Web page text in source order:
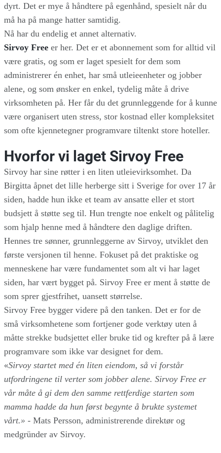
dyrt. Det er mye å håndtere på egenhånd, spesielt når du
må ha på mange hatter samtidig.
Nå har du endelig et annet alternativ.
Sirvoy Free er her. Det er et abonnement som for alltid vil
være gratis, og som er laget spesielt for dem som
administrerer én enhet, har små utleieenheter og jobber
alene, og som ønsker en enkel, tydelig måte å drive
virksomheten på. Her får du det grunnleggende for å kunne
være organisert uten stress, stor kostnad eller kompleksitet
som ofte kjennetegner programvare tiltenkt store hoteller.
Hvorfor vi laget Sirvoy Free
Sirvoy har sine røtter i en liten utleievirksomhet. Da
Birgitta åpnet det lille herberge sitt i Sverige for over 17 år
siden, hadde hun ikke et team av ansatte eller et stort
budsjett å støtte seg til. Hun trengte noe enkelt og pålitelig
som hjalp henne med å håndtere den daglige driften.
Hennes tre sønner, grunnleggerne av Sirvoy, utviklet den
første versjonen til henne. Fokuset på det praktiske og
menneskene har være fundamentet som alt vi har laget
siden, har vært bygget på. Sirvoy Free er ment å støtte de
som sprer gjestfrihet, uansett størrelse.
Sirvoy Free bygger videre på den tanken. Det er for de
små virksomhetene som fortjener gode verktøy uten å
måtte strekke budsjettet eller bruke tid og krefter på å lære
programvare som ikke var designet for dem.
«Sirvoy startet med én liten eiendom, så vi forstår
utfordringene til verter som jobber alene. Sirvoy Free er
vår måte å gi dem den samme rettferdige starten som
mamma hadde da hun først begynte å brukte systemet
vårt.» - Mats Persson, administrerende direktør og
medgründer av Sirvoy.